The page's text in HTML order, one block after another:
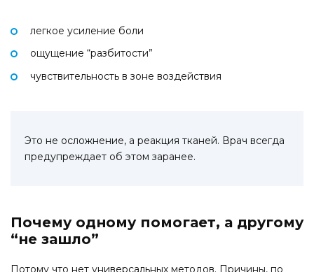
легкое усиление боли
ощущение “разбитости”
чувствительность в зоне воздействия
Это не осложнение, а реакция тканей. Врач всегда
предупреждает об этом заранее.
Почему одному помогает, а другому
“не зашло”